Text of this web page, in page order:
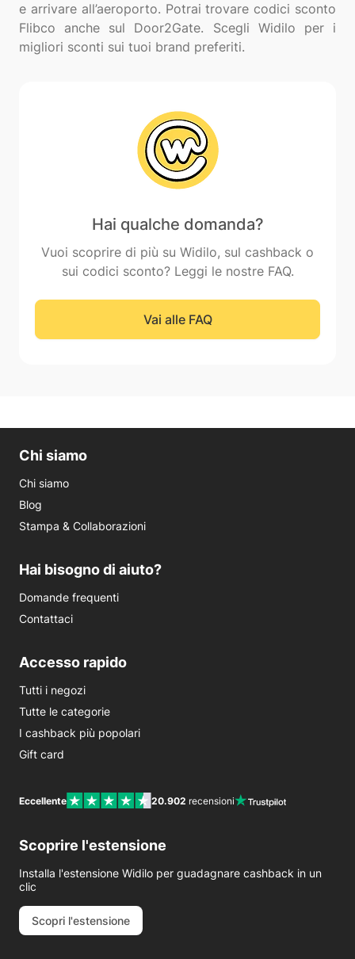
e arrivare all’aeroporto. Potrai trovare codici sconto
Flibco anche sul Door2Gate. Scegli Widilo per i
Hai qualche domanda?
Vuoi scoprire di più su Widilo, sul cashback o
sui codici sconto? Leggi le nostre FAQ.
Vai alle FAQ
Chi siamo
Chi siamo
Blog
Stampa & Collaborazioni
Hai bisogno di aiuto?
Domande frequenti
Contattaci
Accesso rapido
Tutti i negozi
Tutte le categorie
I cashback più popolari
Gift card
Eccellente 20.902 recensioni
Scoprire l'estensione
Installa l'estensione Widilo per guadagnare cashback in un
clic
Scopri l'estensione